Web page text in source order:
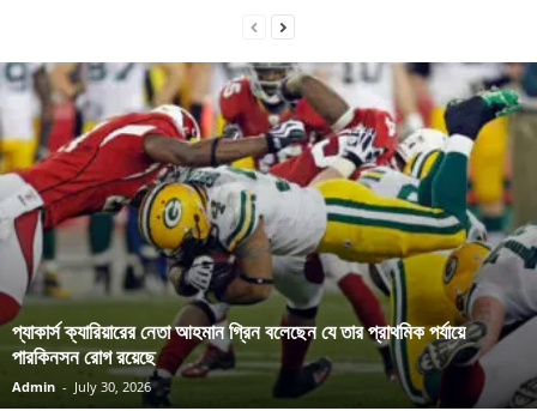
প্যাকার্স ক্যারিয়ারের নেতা আহমান গ্রিন বলেছেন যে তার প্রাথমিক পর্যায়ে
পারকিনসন রোগ রয়েছে
Admin - July 30, 2026